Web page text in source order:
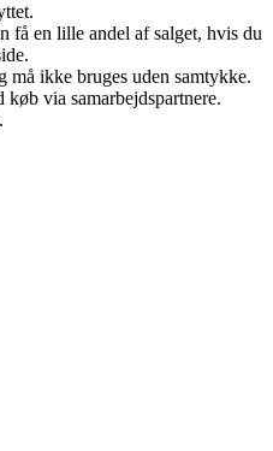
få en lille andel af salget, hvis du
ikke bruges uden samtykke.
via samarbejdspartnere.